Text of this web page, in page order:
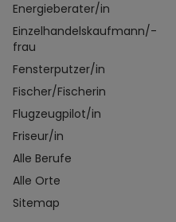
Energieberater/in
Einzelhandelskaufmann/-
frau
Fensterputzer/in
Fischer/Fischerin
Flugzeugpilot/in
Friseur/in
Alle Berufe
Alle Orte
Sitemap